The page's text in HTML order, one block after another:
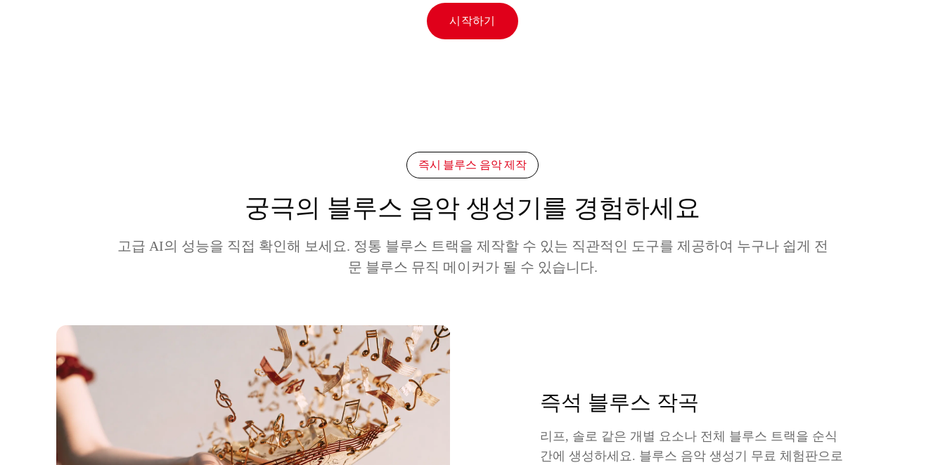
시작하기
즉시 블루스 음악 제작
궁극의 블루스 음악 생성기를 경험하세요
고급 AI의 성능을 직접 확인해 보세요. 정통 블루스 트랙을 제작할 수 있는 직관적인 도구를 제공하여 누구나 쉽게 전
문 블루스 뮤직 메이커가 될 수 있습니다.
즉석 블루스 작곡
리프, 솔로 같은 개별 요소나 전체 블루스 트랙을 순식
간에 생성하세요. 블루스 음악 생성기 무료 체험판으로